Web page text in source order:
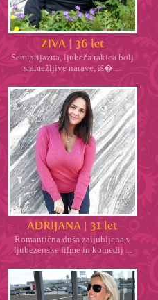
Sem prijazna, ljubeča rakica bolj
sramežljive narave, iš� ...
Romantična duša zaljubljena v
ljubezenske filme in komedij ...